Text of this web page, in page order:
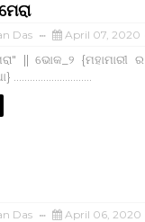
Das April 07, 2020
|| ଭୋକ_୨ {ମହାମାରୀ
Das April 06, 2020